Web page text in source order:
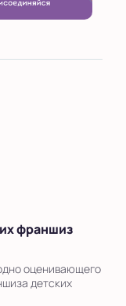
франшиз
оценивающего
детских